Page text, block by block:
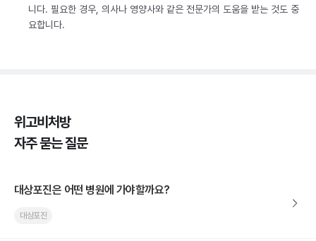
니다. 필요한 경우, 의사나 영양사와 같은 전문가의 도움을 받는 것도 중
요합니다.
위고비처방
자주 묻는 질문
대상포진은 어떤 병원에 가야할까요?
대상포진